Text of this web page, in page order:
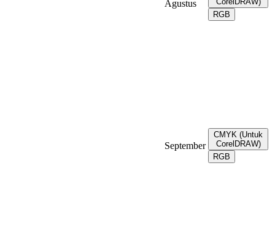
Agustus
RGB
September
CMYK (Untuk
CorelDRAW)
RGB